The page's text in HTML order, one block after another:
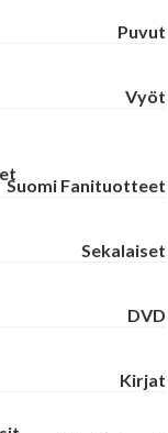
Puvut
Vyöt
Suomi Fanituotteet
Sekalaiset
DVD
Kirjat